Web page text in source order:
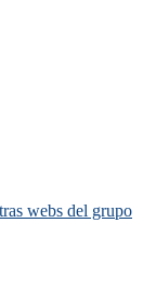
webs del grupo